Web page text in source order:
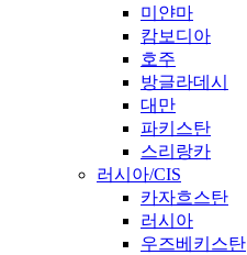
미얀마
캄보디아
호주
방글라데시
대만
파키스탄
스리랑카
러시아/CIS
카자흐스탄
러시아
우즈베키스탄